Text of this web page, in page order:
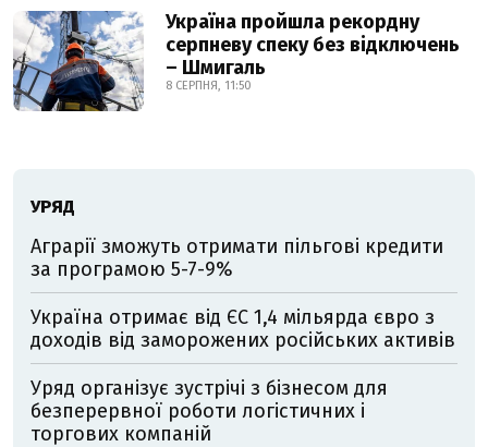
Україна пройшла рекордну
серпневу спеку без відключень
– Шмигаль
8 СЕРПНЯ, 11:50
УРЯД
Аграрії зможуть отримати пільгові кредити
за програмою 5-7-9%
Україна отримає від ЄС 1,4 мільярда євро з
доходів від заморожених російських активів
Уряд організує зустрічі з бізнесом для
безперервної роботи логістичних і
торгових компаній